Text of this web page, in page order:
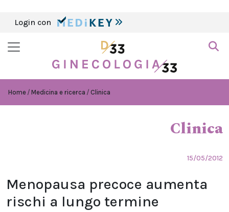
Login con
Home Medicina e ricerca Clinica
Clinica
15/05/2012
Menopausa precoce aumenta
rischi a lungo termine